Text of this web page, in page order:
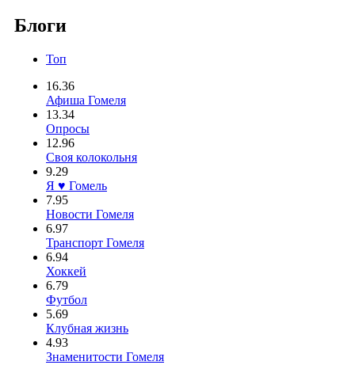
Блоги
Топ
16.36
Афиша Гомеля
13.34
Опросы
12.96
Своя колокольня
9.29
Я ♥ Гомель
7.95
Новости Гомеля
6.97
Транспорт Гомеля
6.94
Хоккей
6.79
Футбол
5.69
Клубная жизнь
4.93
Знаменитости Гомеля